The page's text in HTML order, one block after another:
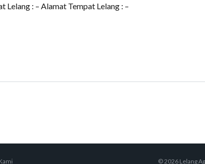
Lelang : – Alamat Tempat Lelang : –
© 2026 Lelang